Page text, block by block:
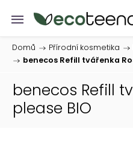
Domů / Přírodní kosmetika /
/
benecos Refill tvářenka
benecos Refill
please BIO